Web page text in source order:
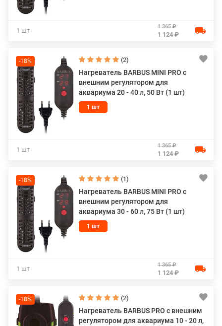
1 шт
1 365 ₽
1 124 ₽
-18% (2)
Нагреватель BARBUS MINI PRO с
внешним регулятором для
аквариума 20 - 40 л, 50 Вт (1 шт)
1 шт
1 шт
1 365 ₽
1 124 ₽
-18% (1)
Нагреватель BARBUS MINI PRO с
внешним регулятором для
аквариума 30 - 60 л, 75 Вт (1 шт)
1 шт
1 шт
1 365 ₽
1 124 ₽
-18% (2)
Нагреватель BARBUS PRO с внешним
регулятором для аквариума 10 - 20 л,